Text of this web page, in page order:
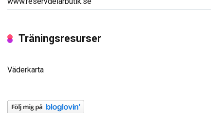
Träningsresurser
Väderkarta